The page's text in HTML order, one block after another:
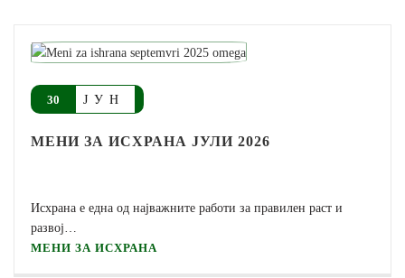
30 ЈУН
МЕНИ ЗА ИСХРАНА ЈУЛИ 2026
Исхрана е една од најважните работи за правилен раст и
развој…
МЕНИ ЗА ИСХРАНА